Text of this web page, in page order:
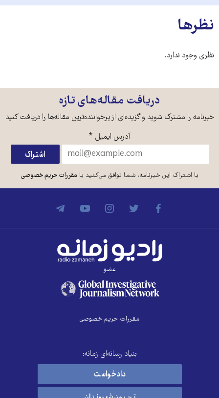
نظرها
نظری وجود ندارد.
دریافت مقاله‌های تازه
خبرنامه را مشترک شوید و گزیده‌ای از پرخواننده‌ترین مقاله‌ها را دریافت کنید
آدرس ایمیل *
با اشتراک این خبرنامه، شما توافق می‌کنید بامقررات حریم خصوصی
عضو
مقررات حریم خصوصی
بنیاد رسانه‌ای زمانه:
دادخواست